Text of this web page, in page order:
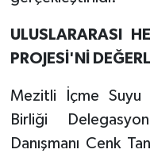
ULUSLARARASI
PROJESİ'Nİ
Mezitli İçme Suyu
Birliği
Danışmanı Cenk